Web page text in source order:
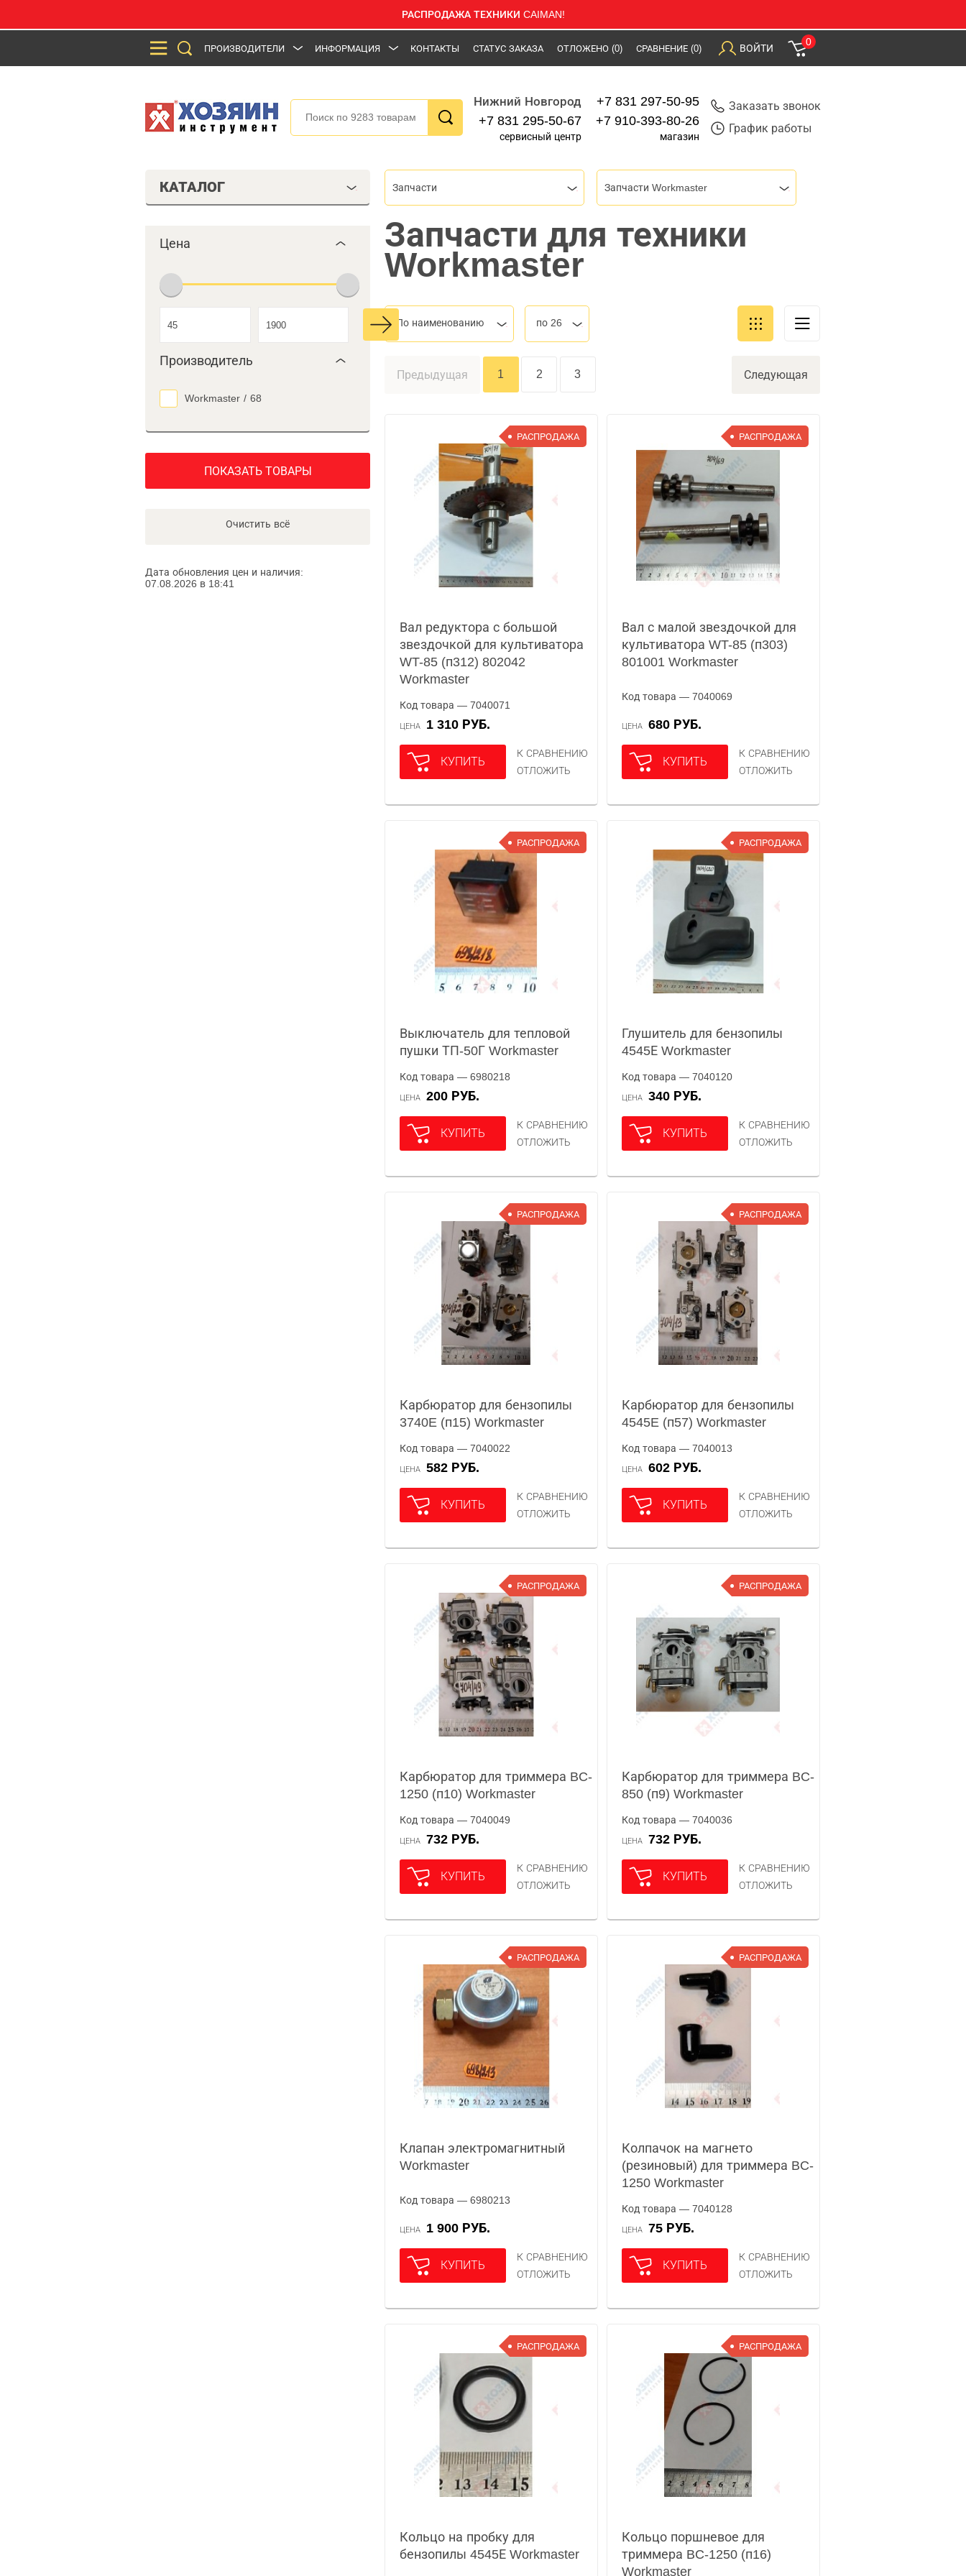
РАСПРОДАЖА ТЕХНИКИ CAIMAN!
ПРОИЗВОДИТЕЛИ ИНФОРМАЦИЯ КОНТАКТЫ СТАТУС ЗАКАЗА ОТЛОЖЕНО (0) СРАВНЕНИЕ (0) ВОЙТИ
0
Нижний Новгород
+7 831 295-50-67
сервисный центр
+7 831 297-50-95
+7 910-393-80-26
магазин
Заказать звонок
График работы
КАТАЛОГ
Цена
Производитель
Workmaster / 68
ПОКАЗАТЬ ТОВАРЫ
Очистить всё
Дата обновления цен и наличия:
07.08.2026 в 18:41
Запчасти Запчасти Workmaster
Запчасти для техники
Workmaster
По наименованию по 26
Предыдущая 1 2 3 Следующая
РАСПРОДАЖА
Вал редуктора с большой
звездочкой для культиватора
WT-85 (п312) 802042
Workmaster
Код товара — 7040071
ЦЕНА 1 310 РУБ.
КУПИТЬ
К СРАВНЕНИЮ
ОТЛОЖИТЬ
РАСПРОДАЖА
Вал с малой звездочкой для
культиватора WT-85 (п303)
801001 Workmaster
Код товара — 7040069
ЦЕНА 680 РУБ.
КУПИТЬ
К СРАВНЕНИЮ
ОТЛОЖИТЬ
РАСПРОДАЖА
Выключатель для тепловой
пушки ТП-50Г Workmaster
Код товара — 6980218
ЦЕНА 200 РУБ.
КУПИТЬ
К СРАВНЕНИЮ
ОТЛОЖИТЬ
РАСПРОДАЖА
Глушитель для бензопилы
4545Е Workmaster
Код товара — 7040120
ЦЕНА 340 РУБ.
КУПИТЬ
К СРАВНЕНИЮ
ОТЛОЖИТЬ
РАСПРОДАЖА
Карбюратор для бензопилы
3740E (п15) Workmaster
Код товара — 7040022
ЦЕНА 582 РУБ.
КУПИТЬ
К СРАВНЕНИЮ
ОТЛОЖИТЬ
РАСПРОДАЖА
Карбюратор для бензопилы
4545E (п57) Workmaster
Код товара — 7040013
ЦЕНА 602 РУБ.
КУПИТЬ
К СРАВНЕНИЮ
ОТЛОЖИТЬ
РАСПРОДАЖА
Карбюратор для триммера BC-
1250 (п10) Workmaster
Код товара — 7040049
ЦЕНА 732 РУБ.
КУПИТЬ
К СРАВНЕНИЮ
ОТЛОЖИТЬ
РАСПРОДАЖА
Карбюратор для триммера BC-
850 (п9) Workmaster
Код товара — 7040036
ЦЕНА 732 РУБ.
КУПИТЬ
К СРАВНЕНИЮ
ОТЛОЖИТЬ
РАСПРОДАЖА
Клапан электромагнитный
Workmaster
Код товара — 6980213
ЦЕНА 1 900 РУБ.
КУПИТЬ
К СРАВНЕНИЮ
ОТЛОЖИТЬ
РАСПРОДАЖА
Колпачок на магнето
(резиновый) для триммера BC-
1250 Workmaster
Код товара — 7040128
ЦЕНА 75 РУБ.
КУПИТЬ
К СРАВНЕНИЮ
ОТЛОЖИТЬ
РАСПРОДАЖА
Кольцо на пробку для
бензопилы 4545Е Workmaster
РАСПРОДАЖА
Кольцо поршневое для
триммера BC-1250 (п16)
Workmaster